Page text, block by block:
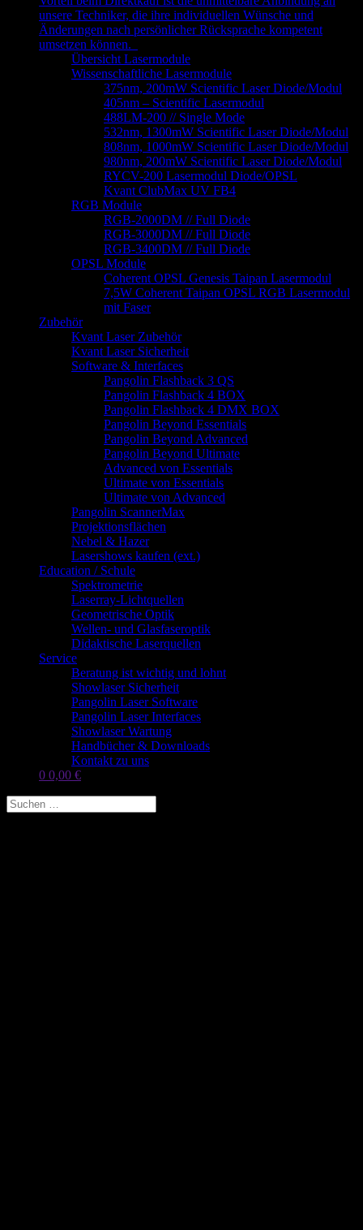
unsere Techniker, die ihre individuellen Wünsche und
Änderungen nach persönlicher Rücksprache kompetent
umsetzen können.
Übersicht Lasermodule
Wissenschaftliche Lasermodule
375nm, 200mW Scientific Laser Diode/Modul
405nm – Scientific Lasermodul
488LM-200 // Single Mode
532nm, 1300mW Scientific Laser Diode/Modul
808nm, 1000mW Scientific Laser Diode/Modul
980nm, 200mW Scientific Laser Diode/Modul
RYCV-200 Lasermodul Diode/OPSL
Kvant ClubMax UV FB4
RGB Module
RGB-2000DM // Full Diode
RGB-3000DM // Full Diode
RGB-3400DM // Full Diode
OPSL Module
Coherent OPSL Genesis Taipan Lasermodul
7,5W Coherent Taipan OPSL RGB Lasermodul
mit Faser
Zubehör
Kvant Laser Zubehör
Kvant Laser Sicherheit
Software & Interfaces
Pangolin Flashback 3 QS
Pangolin Flashback 4 BOX
Pangolin Flashback 4 DMX BOX
Pangolin Beyond Essentials
Pangolin Beyond Advanced
Pangolin Beyond Ultimate
Advanced von Essentials
Ultimate von Essentials
Ultimate von Advanced
Pangolin ScannerMax
Projektionsflächen
Nebel & Hazer
Lasershows kaufen (ext.)
Education / Schule
Spektrometrie
Laserray-Lichtquellen
Geometrische Optik
Wellen- und Glasfaseroptik
Didaktische Laserquellen
Service
Beratung ist wichtig und lohnt
Showlaser Sicherheit
Pangolin Laser Software
Pangolin Laser Interfaces
Showlaser Wartung
Handbücher & Downloads
Kontakt zu uns
0 0,00 €